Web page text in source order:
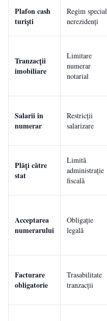
Plafon cash
turiști
Regim special
nerezidenți
Tranzacții
imobiliare
Limitare
numerar
notarial
Salarii în
numerar
Restricții
salarizare
Plăți către
stat
Limită
administrație
fiscală
Acceptarea
numerarului
Obligație
legală
Facturare
obligatorie
Trasabilitate
tranzacții